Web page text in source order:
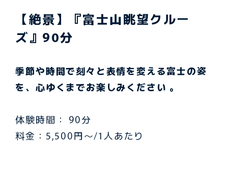
【絶景】『富士山眺望クルー
ズ』90分
季節や時間で刻々と表情を変える富士の姿
を、心ゆくまでお楽しみください 。
体験時間： 90分
料金：5,500円〜/1人あたり